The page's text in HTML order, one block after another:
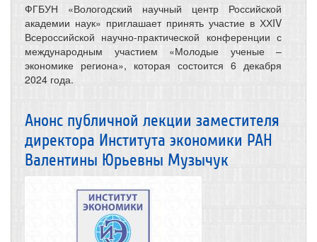
ФГБУН «Вологодский научный центр Российской
академии наук» приглашает принять участие в ХХIV
Всероссийской научно-практической конференции с
международным участием «Молодые ученые –
экономике региона», которая состоится 6 декабря
2024 года.
Анонс публичной лекции заместителя
директора Института экономики РАН
Валентины Юрьевны Музычук